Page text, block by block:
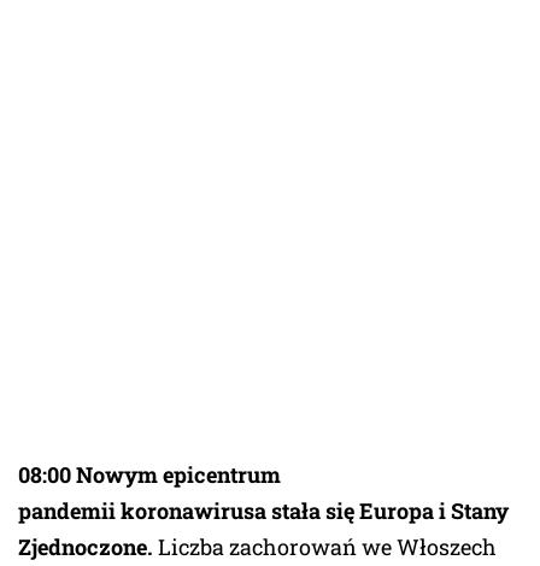
08:00 Nowym epicentrum
pandemii koronawirusa stała się Europa i Stany
Zjednoczone. Liczba zachorowań we Włoszech